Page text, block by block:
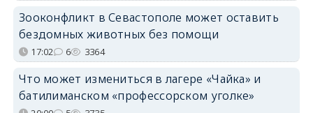
Зооконфликт в Севастополе может оставить
бездомных животных без помощи
17:02 6 3364
Что может измениться в лагере «Чайка» и
батилиманском «профессорском уголке»